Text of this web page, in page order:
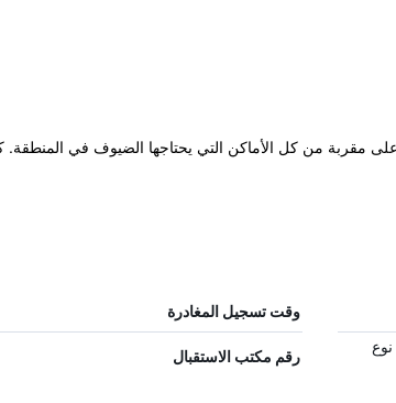
مقربة من كل الأماكن التي يحتاجها الضيوف في المنطقة.
وقت تسجيل المغادرة
رقم مكتب الاستقبال